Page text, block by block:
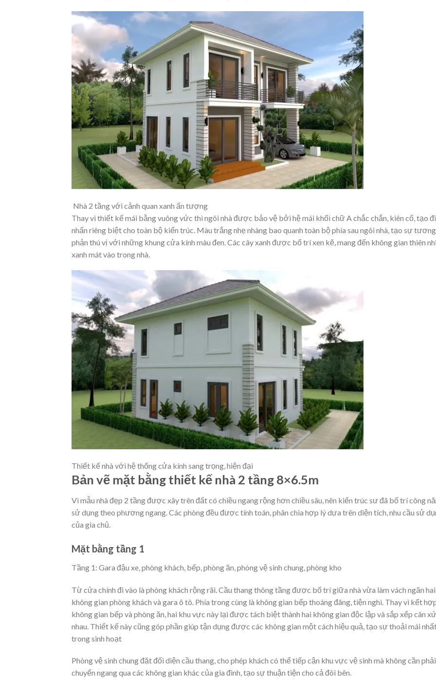
Nhà 2 tầng với cảnh quan xanh ấn tượng
Thay vì thiết kế mái bằng vuông vức thì ngôi nhà được bảo vệ bởi hệ mái khối chữ A chắc chắn, kiên cố, tạo
nhấn riêng biệt cho toàn bộ kiến trúc. Màu trắng nhẹ nhàng bao quanh toàn bộ phía sau ngôi nhà, tạo sự tương
phản thú vị với những khung cửa kính màu đen. Các cây xanh được bố trí xen kẽ, mang đến không gian thiên
xanh mát vào trong nhà.
Thiết kế nhà với hệ thống cửa kính sang trọng, hiện đại
Bản vẽ mặt bằng thiết kế nhà 2 tầng 8×6.5m
Vì mẫu nhà đẹp 2 tầng được xây trên đất có chiều ngang rộng hơn chiều sâu, nên kiến trúc sư đã bố trí công
sử dụng theo phương ngang. Các phòng đều được tính toán, phân chia hợp lý dựa trên diện tích, nhu cầu sử
của gia chủ.
Mặt bằng tầng 1
Tầng 1: Gara đậu xe, phòng khách, bếp, phòng ăn, phòng vệ sinh chung, phòng kho
Từ cửa chính đi vào là phòng khách rộng rãi. Cầu thang thông tầng được bố trí giữa nhà vừa làm vách ngăn hai
không gian phòng khách và gara ô tô. Phía trong cùng là không gian bếp thoáng đãng, tiện nghi. Thay vì kết
không gian bếp và phòng ăn, hai khu vực này lại được tách biệt thành hai không gian độc lập và sắp xếp cân
nhau. Thiết kế này cũng góp phần giúp tận dụng được các không gian một cách hiệu quả, tạo sự thoải mái
trong sinh hoạt
Phòng vệ sinh chung đặt đối diện cầu thang, cho phép khách có thể tiếp cận khu vực vệ sinh mà không cần
chuyển ngang qua các không gian khác của gia đình, tạo sự thuận tiện cho cả đôi bên.